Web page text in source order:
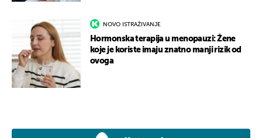
NOVO ISTRAŽIVANJE
Hormonska terapija u menopauzi: Žene
koje je koriste imaju znatno manji rizik od
ovoga